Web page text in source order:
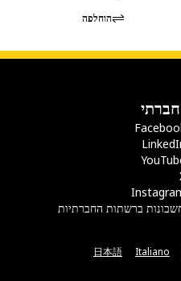
הוחלפה
ברשתות החברתיות
Italiano
日本語